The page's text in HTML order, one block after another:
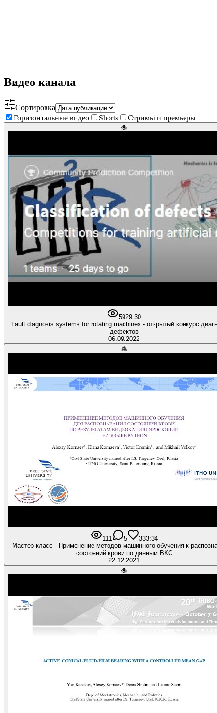
Видео канала
Сортировка
Горизонтальные видео
Shorts Стримы и премьеры
🐙
5929:30
Fault diagnosis systems for rotating machines - открытый конкурс
дефектов
06.09.2022
🐙
111 5 333:34
Мастер-класс - Применение методов машинного обучения к
состояний крови по данным ВКС
22.12.2021
🐙